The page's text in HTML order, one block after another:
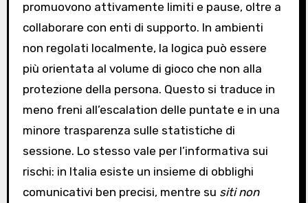
promuovono attivamente limiti e pause, oltre a
collaborare con enti di supporto. In ambienti
non regolati localmente, la logica può essere
più orientata al volume di gioco che non alla
protezione della persona. Questo si traduce in
meno freni all’escalation delle puntate e in una
minore trasparenza sulle statistiche di
sessione. Lo stesso vale per l’informativa sui
rischi: in Italia esiste un insieme di obblighi
comunicativi ben precisi, mentre su siti non